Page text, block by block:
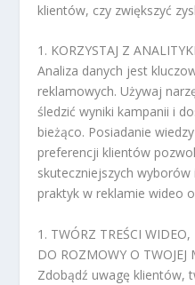
klientów, czy zwiększyć
1. KORZYSTAJ Z ANALITYKI
Analiza danych jest
reklamowych. Używaj
śledzić wyniki kampanii i
bieżąco. Posiadanie
preferencji klientów
skuteczniejszych
praktyk w reklamie wideo
1. TWÓRZ TREŚCI WIDEO,
DO ROZMOWY O TWOJEJ
Zdobądź uwagę klientów,